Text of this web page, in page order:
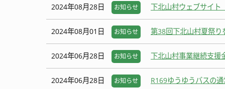
2024年08月28日 お知らせ 下北山村ウェブサイト
2024年08月01日 お知らせ 第38回下北山村夏祭り
2024年06月28日 お知らせ 下北山村事業継続支援
2024年06月28日 お知らせ R169ゆうゆうバスの